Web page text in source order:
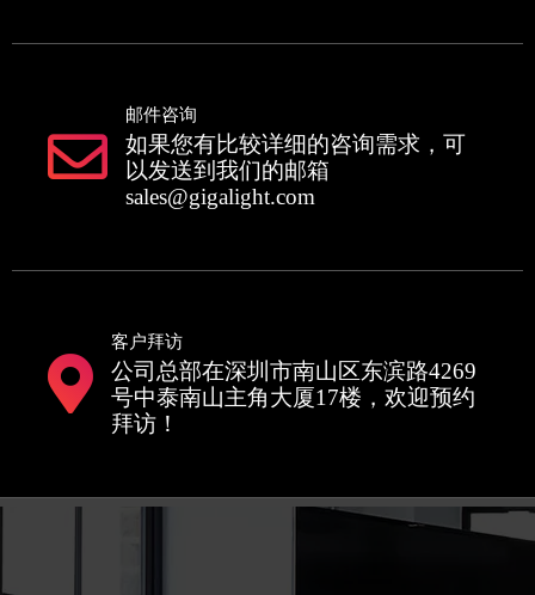
邮件咨询
如果您有比较详细的咨询需求，可
以发送到我们的邮箱
sales@gigalight.com
客户拜访
公司总部在深圳市南山区东滨路4269
号中泰南山主角大厦17楼，欢迎预约
拜访！